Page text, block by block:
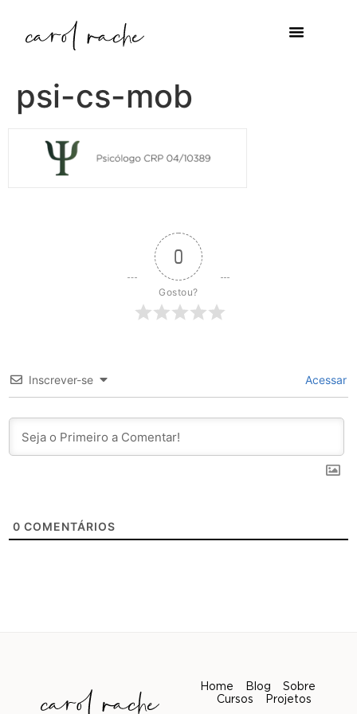
psi-cs-mob
0
Gostou?
Inscrever-se Acessar
0 COMENTÁRIOS
Home Blog
Sobre
Cursos
Projetos